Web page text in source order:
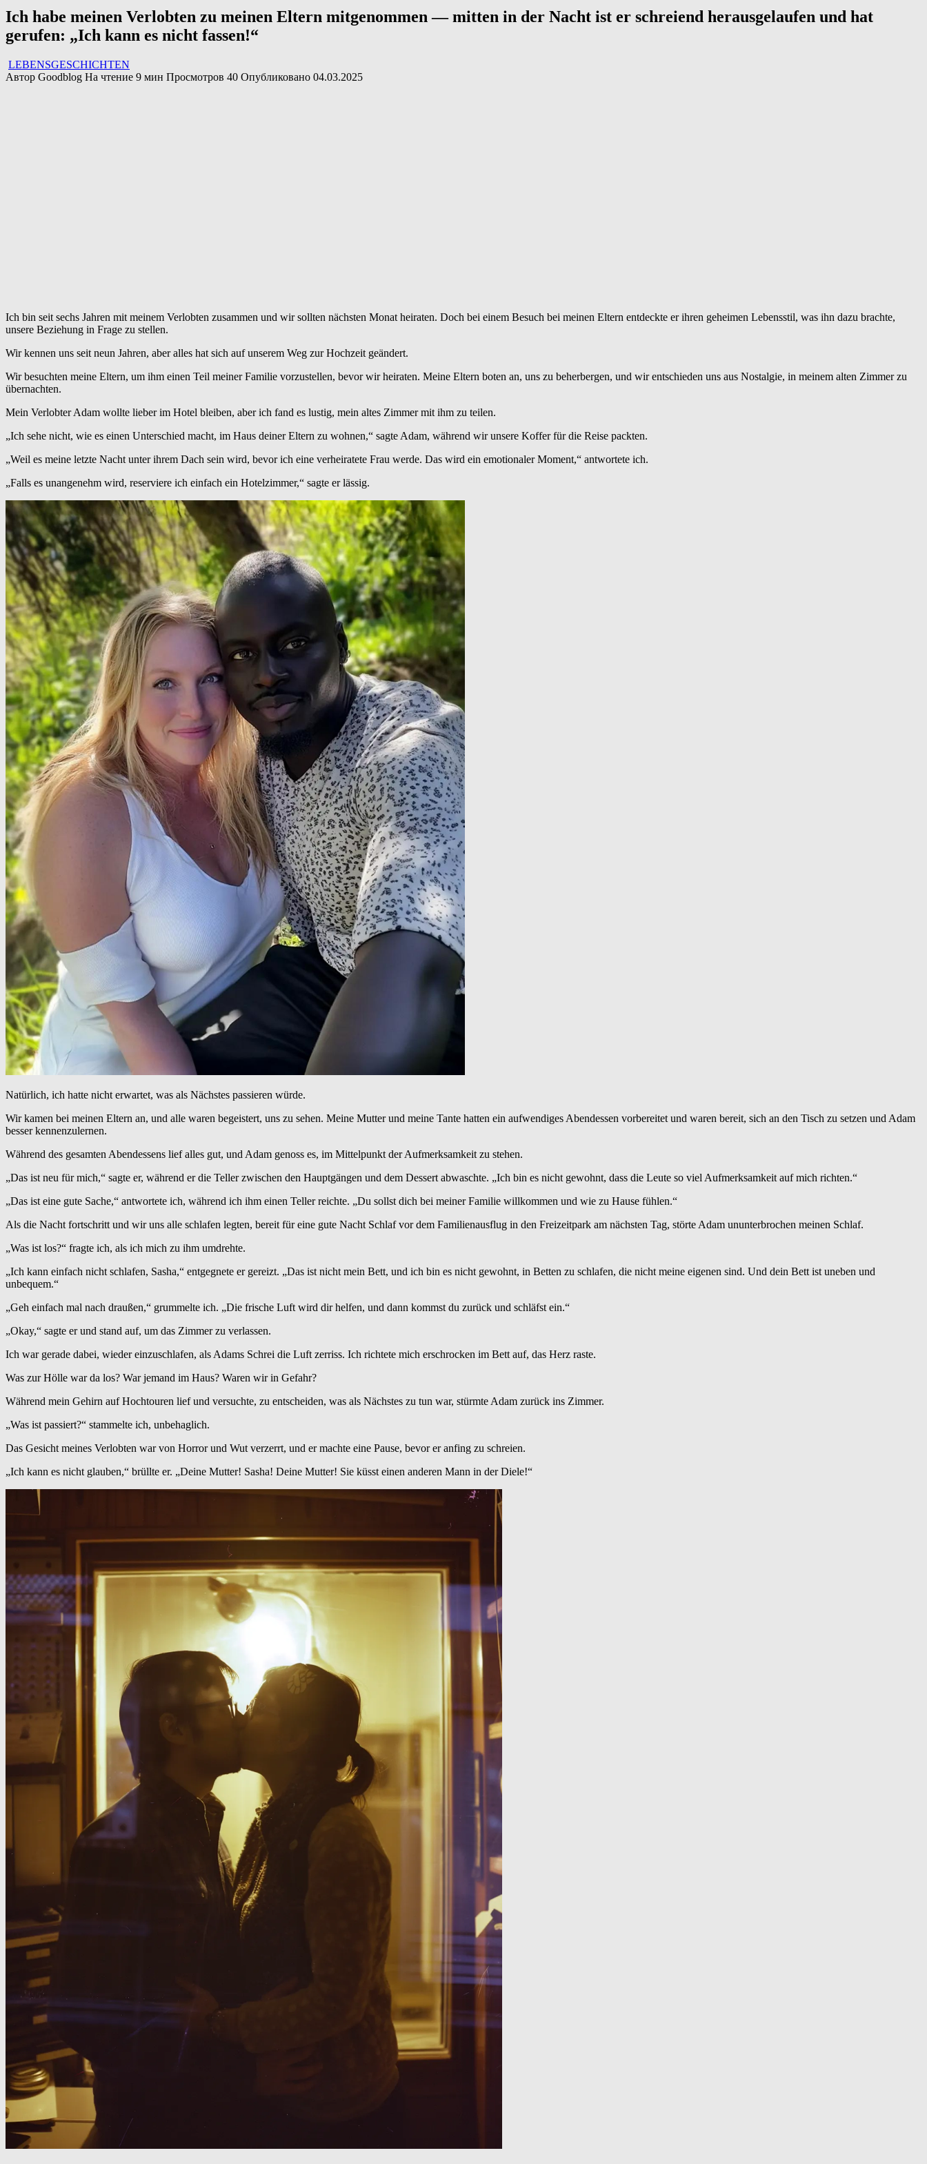
Ich habe meinen Verlobten zu meinen Eltern mitgenommen — mitten in der Nacht ist er schreiend herausgelaufen und hat
gerufen: „Ich kann es nicht fassen!“
LEBENSGESCHICHTEN
Автор Goodblog На чтение 9 мин Просмотров 40 Опубликовано 04.03.2025
Ich bin seit sechs Jahren mit meinem Verlobten zusammen und wir sollten nächsten Monat heiraten. Doch bei einem Besuch bei meinen Eltern entdeckte er ihren geheimen Lebensstil, was ihn dazu brachte,
unsere Beziehung in Frage zu stellen.
Wir kennen uns seit neun Jahren, aber alles hat sich auf unserem Weg zur Hochzeit geändert.
Wir besuchten meine Eltern, um ihm einen Teil meiner Familie vorzustellen, bevor wir heiraten. Meine Eltern boten an, uns zu beherbergen, und wir entschieden uns aus Nostalgie, in meinem alten Zimmer zu
übernachten.
Mein Verlobter Adam wollte lieber im Hotel bleiben, aber ich fand es lustig, mein altes Zimmer mit ihm zu teilen.
„Ich sehe nicht, wie es einen Unterschied macht, im Haus deiner Eltern zu wohnen,“ sagte Adam, während wir unsere Koffer für die Reise packten.
„Weil es meine letzte Nacht unter ihrem Dach sein wird, bevor ich eine verheiratete Frau werde. Das wird ein emotionaler Moment,“ antwortete ich.
„Falls es unangenehm wird, reserviere ich einfach ein Hotelzimmer,“ sagte er lässig.
Natürlich, ich hatte nicht erwartet, was als Nächstes passieren würde.
Wir kamen bei meinen Eltern an, und alle waren begeistert, uns zu sehen. Meine Mutter und meine Tante hatten ein aufwendiges Abendessen vorbereitet und waren bereit, sich an den Tisch zu setzen und Adam
besser kennenzulernen.
Während des gesamten Abendessens lief alles gut, und Adam genoss es, im Mittelpunkt der Aufmerksamkeit zu stehen.
„Das ist neu für mich,“ sagte er, während er die Teller zwischen den Hauptgängen und dem Dessert abwaschte. „Ich bin es nicht gewohnt, dass die Leute so viel Aufmerksamkeit auf mich richten.“
„Das ist eine gute Sache,“ antwortete ich, während ich ihm einen Teller reichte. „Du sollst dich bei meiner Familie willkommen und wie zu Hause fühlen.“
Als die Nacht fortschritt und wir uns alle schlafen legten, bereit für eine gute Nacht Schlaf vor dem Familienausflug in den Freizeitpark am nächsten Tag, störte Adam ununterbrochen meinen Schlaf.
„Was ist los?“ fragte ich, als ich mich zu ihm umdrehte.
„Ich kann einfach nicht schlafen, Sasha,“ entgegnete er gereizt. „Das ist nicht mein Bett, und ich bin es nicht gewohnt, in Betten zu schlafen, die nicht meine eigenen sind. Und dein Bett ist uneben und
unbequem.“
„Geh einfach mal nach draußen,“ grummelte ich. „Die frische Luft wird dir helfen, und dann kommst du zurück und schläfst ein.“
„Okay,“ sagte er und stand auf, um das Zimmer zu verlassen.
Ich war gerade dabei, wieder einzuschlafen, als Adams Schrei die Luft zerriss. Ich richtete mich erschrocken im Bett auf, das Herz raste.
Was zur Hölle war da los? War jemand im Haus? Waren wir in Gefahr?
Während mein Gehirn auf Hochtouren lief und versuchte, zu entscheiden, was als Nächstes zu tun war, stürmte Adam zurück ins Zimmer.
„Was ist passiert?“ stammelte ich, unbehaglich.
Das Gesicht meines Verlobten war von Horror und Wut verzerrt, und er machte eine Pause, bevor er anfing zu schreien.
„Ich kann es nicht glauben,“ brüllte er. „Deine Mutter! Sasha! Deine Mutter! Sie küsst einen anderen Mann in der Diele!“